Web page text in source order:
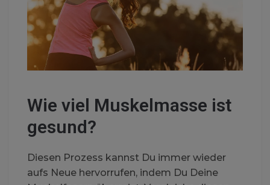
Wie viel Muskelmasse ist
gesund?
Diesen Prozess kannst Du immer wieder
aufs Neue hervorrufen, indem Du Deine